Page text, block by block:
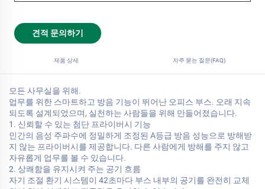
견적 문의하기
제품 상세 자주 묻는 질문(FAQ)
모든 사무실을 위해.
업무를 위한 스마트하고 방음 기능이 뛰어난 오피스 부스. 오래 지속
되도록 설계되었으며, 실천하는 사람들을 위해 만들어졌습니다.
1. 신뢰할 수 있는 첨단 프라이버시 기능
인간의 음성 주파수에 정밀하게 조정된 A등급 방음 성능으로 방해받
지 않는 프라이버시를 제공합니다. 다른 사람에게 방해를 주지 않고
자유롭게 업무를 볼 수 있습니다.
2. 상쾌함을 유지시켜 주는 공기 흐름
자기 조절 환기 시스템이 42초마다 부스 내부의 공기를 완전히 교체